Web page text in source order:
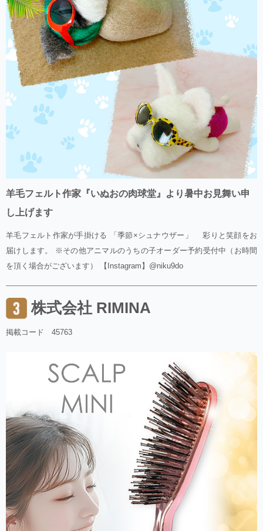
羊毛フェルト作家『いぬおの肉球堂』より暑中お見舞い申
し上げます
羊毛フェルト作家が手掛ける 「季節×シュナウザー」 彩りと笑顔をお
届けします。 ※その他アニマルのうちの子オーダー予約受付中（お時間
を頂く場合がございます） 【Instagram】@niku9do
株式会社 RIMINA
掲載コード 45763